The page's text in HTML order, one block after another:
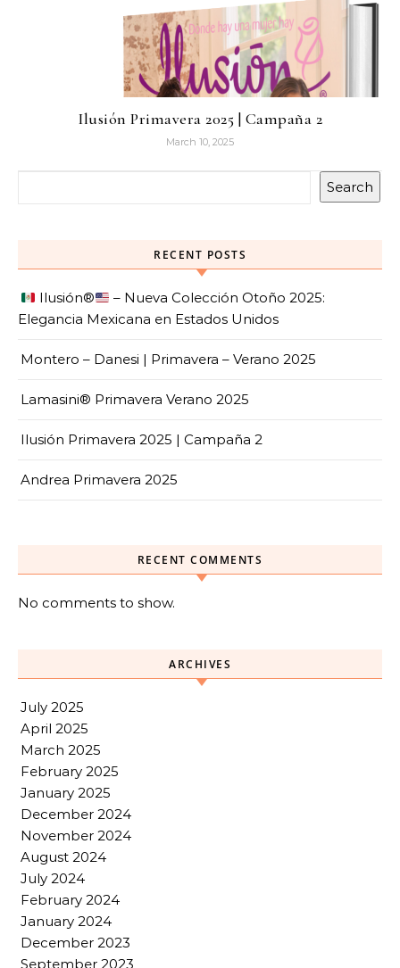
Ilusión Primavera 2025 | Campaña 2
March 10, 2025
Search
RECENT POSTS
Ilusión®️
– Nueva Colección Otoño 2025:
Elegancia Mexicana en Estados Unidos
Montero – Danesi | Primavera – Verano 2025
Lamasini® Primavera Verano 2025
Ilusión Primavera 2025 | Campaña 2
Andrea Primavera 2025
RECENT COMMENTS
No comments to show.
ARCHIVES
July 2025
April 2025
March 2025
February 2025
January 2025
December 2024
November 2024
August 2024
July 2024
February 2024
January 2024
December 2023
September 2023